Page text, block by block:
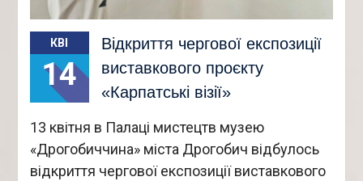
КВІ
14
Відкриття чергової експозиції
виставкового проєкту
«Карпатські візії»
13 квітня в Палаці мистецтв музею
«Дрогобиччина» міста Дрогобич відбулось
відкриття чергової експозиції виставкового